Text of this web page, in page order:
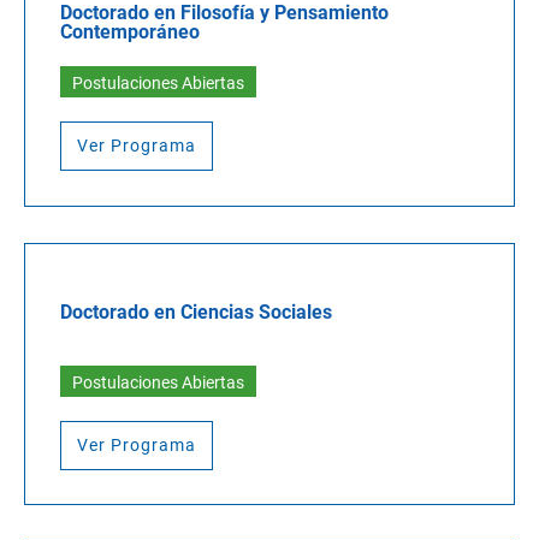
Doctorado en Filosofía y Pensamiento
Contemporáneo
Postulaciones Abiertas
Ver Programa
Doctorado en Ciencias Sociales
Postulaciones Abiertas
Ver Programa